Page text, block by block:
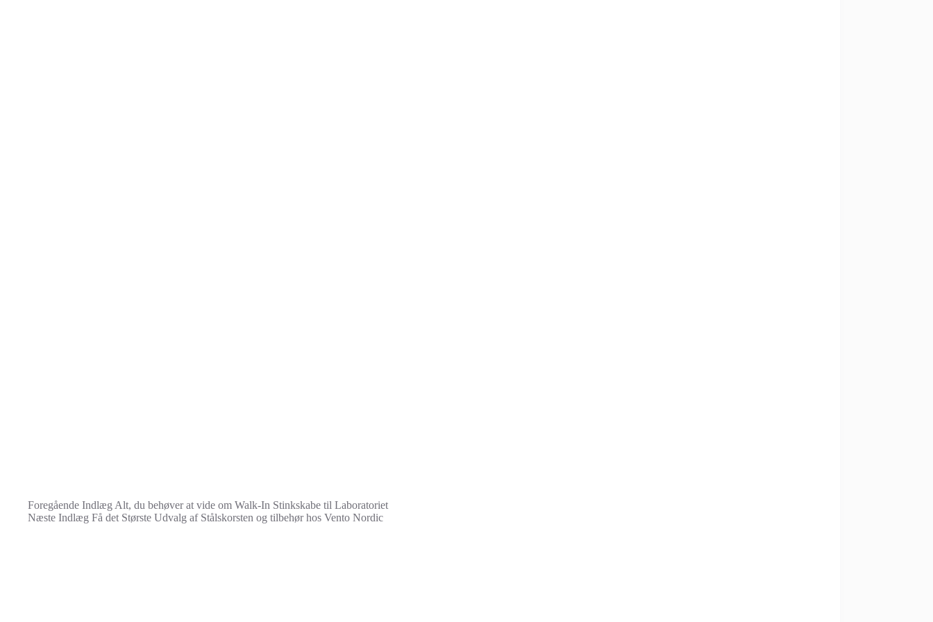
Foregående Indlæg Alt, du behøver at vide om Walk-In Stinkskabe til Laboratoriet
Næste Indlæg Få det Største Udvalg af Stålskorsten og tilbehør hos Vento Nordic